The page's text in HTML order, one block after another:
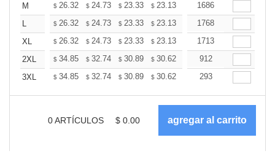
M
$ 26.32 $ 24.73 $ 23.33 $ 23.13 22.73
1686
L
$ 26.32 $ 24.73 $ 23.33 $ 23.13 22.73
1768
XL
$ 26.32 $ 24.73 $ 23.33 $ 23.13 22.73
1713
2XL
$ 34.85 $ 32.74 $ 30.89 $ 30.62 30.10
912
3XL
$ 34.85 $ 32.74 $ 30.89 $ 30.62 30.10
293
0ARTÍCULOS $ 0.00